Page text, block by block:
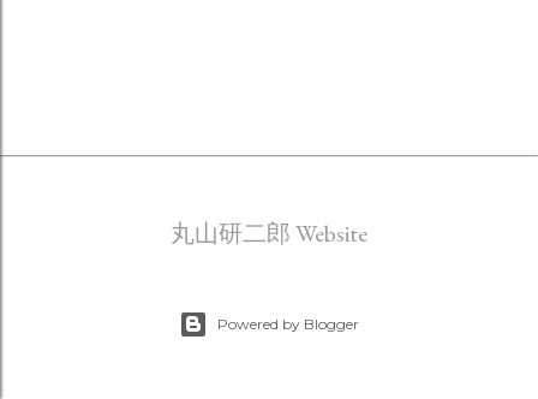
丸山研二郎 Website
Powered by Blogger